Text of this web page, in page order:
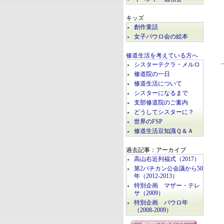
キッズ
創作童話
女子パウロ会の絵本
修道生活を考えている方へ
シスターテクラ・メルロ
修道院の一日
修道生活について
シスターになるまで
支部修道院のご案内
どうしてシスターに？
世界のFSP
修道生活豆知識Ｑ＆Ａ
過去記事：アーカイブ
高山右近列福式（2017）
第2バチカン公会議から50
年（2012-2013）
特別企画 マザー・テレ
サ（2009）
特別企画 パウロ年
（2008-2009）